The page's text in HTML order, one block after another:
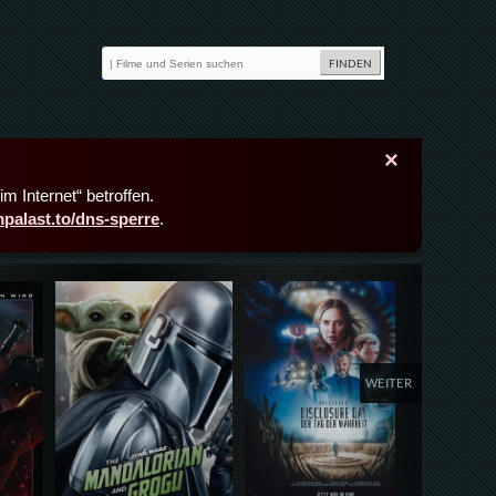
×
Internet“ betroffen.
dns-sperre.
Details,Play Details,Play
WEITER